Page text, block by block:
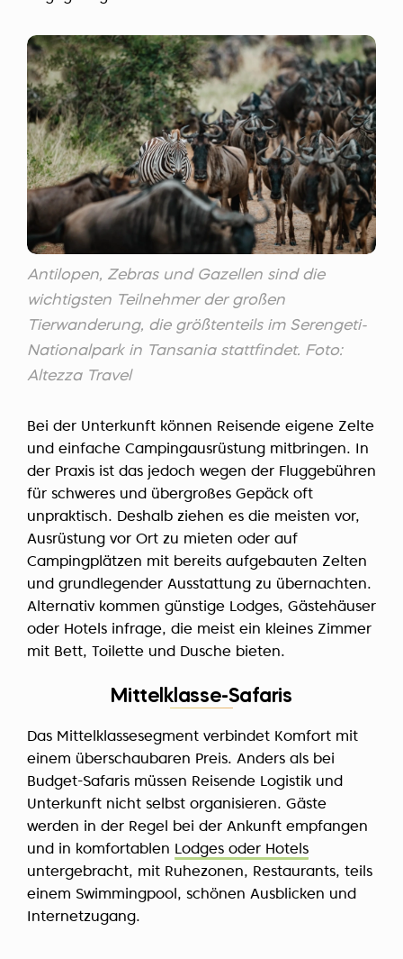
Antilopen, Zebras und Gazellen sind die
wichtigsten Teilnehmer der großen
Tierwanderung, die größtenteils im Serengeti-
Nationalpark in Tansania stattfindet. Foto:
Altezza Travel
Bei der Unterkunft können Reisende eigene Zelte
und einfache Campingausrüstung mitbringen. In
der Praxis ist das jedoch wegen der Fluggebühren
für schweres und übergroßes Gepäck oft
unpraktisch. Deshalb ziehen es die meisten vor,
Ausrüstung vor Ort zu mieten oder auf
Campingplätzen mit bereits aufgebauten Zelten
und grundlegender Ausstattung zu übernachten.
Alternativ kommen günstige Lodges, Gästehäuser
oder Hotels infrage, die meist ein kleines Zimmer
mit Bett, Toilette und Dusche bieten.
Mittelklasse-Safaris
Das Mittelklassesegment verbindet Komfort mit
einem überschaubaren Preis. Anders als bei
Budget-Safaris müssen Reisende Logistik und
Unterkunft nicht selbst organisieren. Gäste
werden in der Regel bei der Ankunft empfangen
und in komfortablen Lodges oder Hotels
untergebracht, mit Ruhezonen, Restaurants, teils
einem Swimmingpool, schönen Ausblicken und
Internetzugang.